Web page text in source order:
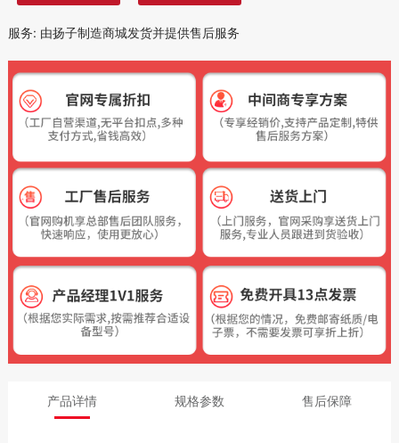
服务: 由扬子制造商城发货并提供售后服务
产品详情 规格参数 售后保障